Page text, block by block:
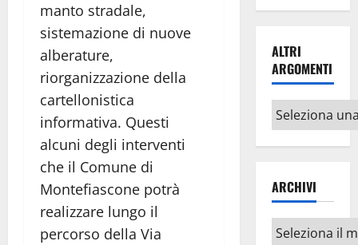
manto stradale,
sistemazione di nuove
alberature,
riorganizzazione della
cartellonistica
informativa. Questi
alcuni degli interventi
che il Comune di
Montefiascone potrà
realizzare lungo il
percorso della Via
ALTRI
ARGOMENTI
Altri
argomenti
ARCHIVI
Archivi